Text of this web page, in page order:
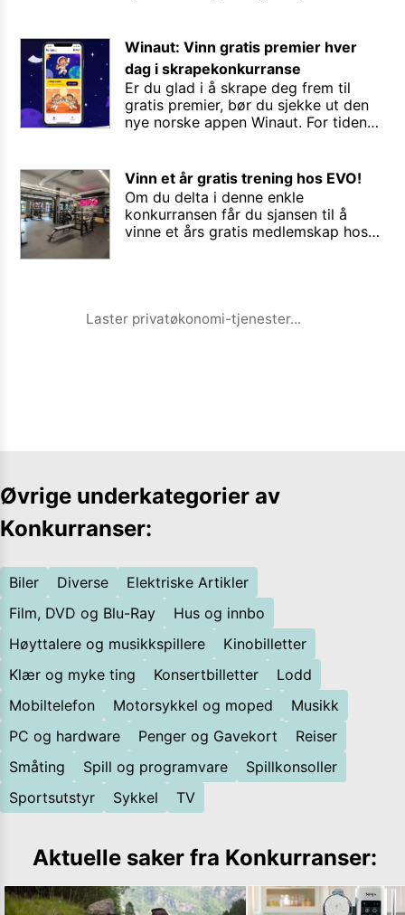
Du kan delta hver dag!
Winaut: Vinn gratis premier hver
dag i skrapekonkurranse
Er du glad i å skrape deg frem til
gratis premier, bør du sjekke ut den
nye norske appen Winaut. For tiden
Gjerrigknarken Rune har testet appen
et par uker - og nå venter flere gratis
is på å bli hentet hos nærmeste
Narvesen.
Vinn et år gratis trening hos EVO!
Om du delta i denne enkle
konkurransen får du sjansen til å
vinne et års gratis medlemskap hos
Laster privatøkonomi-tjenester...
Øvrige underkategorier av
Konkurranser:
Biler Diverse
Elektriske Artikler
Film, DVD og Blu-Ray
Hus og innbo
Høyttalere og musikkspillere
Kinobilletter
Klær og myke ting
Konsertbilletter
Lodd
Mobiltelefon
Motorsykkel og moped
Musikk
PC og hardware
Penger og Gavekort
Reiser
Småting
Spill og programvare
Spillkonsoller
Sportsutstyr
Sykkel TV
Aktuelle saker fra Konkurranser: